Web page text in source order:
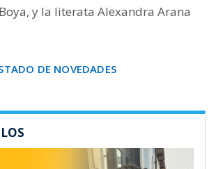
y la literata Alexandra Arana
DE NOVEDADES